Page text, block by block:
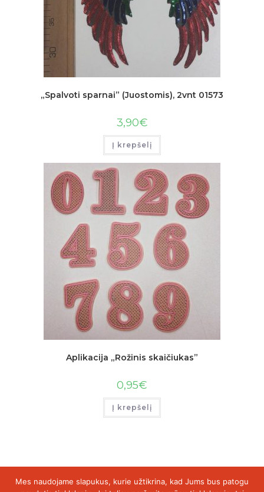
„Spalvoti sparnai” (Juostomis), 2vnt 01573
3,90€
Į krepšelį
Aplikacija „Rožinis skaičiukas”
0,95€
Į krepšelį
Mes naudojame slapukus, kurie užtikrina, kad Jums bus patogu